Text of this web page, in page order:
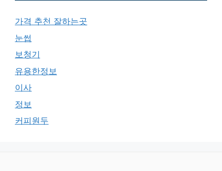
가격 추천 잘하는곳
눈썹
보청기
유용한정보
이사
정보
커피원두